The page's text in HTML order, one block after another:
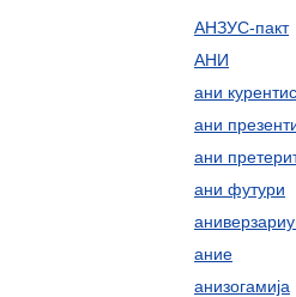
АНЗУС-пакт
АНИ
ани курентис
ани
ани
ани футури
ание
анизогамија